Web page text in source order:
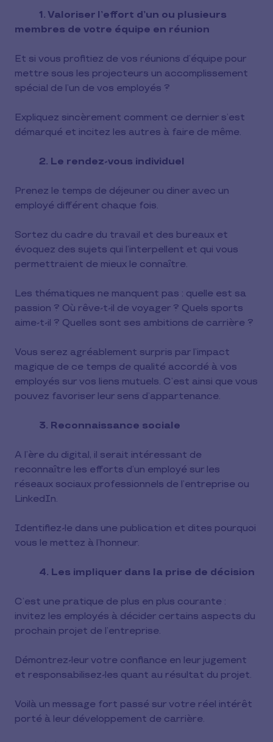
1. Valoriser l’effort d’un ou plusieurs
membres de votre équipe en réunion
Et si vous profitiez de vos réunions d’équipe pour
mettre sous les projecteurs un accomplissement
spécial de l’un de vos employés ?
Expliquez sincèrement comment ce dernier s’est
démarqué et incitez les autres à faire de même.
2. Le rendez-vous individuel
Prenez le temps de déjeuner ou diner avec un
employé différent chaque fois.
Sortez du cadre du travail et des bureaux et
évoquez des sujets qui l’interpellent et qui vous
permettraient de mieux le connaître.
Les thématiques ne manquent pas : quelle est sa
passion ? Où rêve-t-il de voyager ? Quels sports
aime-t-il ? Quelles sont ses ambitions de carrière ?
Vous serez agréablement surpris par l’impact
magique de ce temps de qualité accordé à vos
employés sur vos liens mutuels. C’est ainsi que vous
pouvez favoriser leur sens d’appartenance.
3. Reconnaissance sociale
A l’ère du digital, il serait intéressant de
reconnaître les efforts d’un employé sur les
réseaux sociaux professionnels de l’entreprise ou
LinkedIn.
Identifiez-le dans une publication et dites pourquoi
vous le mettez à l’honneur.
4. Les impliquer dans la prise de décision
C’est une pratique de plus en plus courante :
invitez les employés à décider certains aspects du
prochain projet de l’entreprise.
Démontrez-leur votre confiance en leur jugement
et responsabilisez-les quant au résultat du projet.
Voilà un message fort passé sur votre réel intérêt
porté à leur développement de carrière.